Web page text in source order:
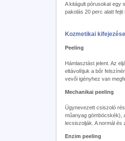
A kitágult pórusokat egy
pakolás 20 perc alatt
Kozmetikai
Peeling
Hámlasztást jelent. Az
eltávolítjuk a bőr
vevői igényhez van
Mechanikai peeling
Úgynevezett csiszoló
műanyag gömböcskék),
lecsiszolják. A normál
Enzim peeling